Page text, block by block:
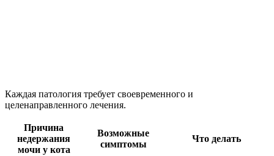
Каждая патология требует своевременного и
целенаправленного лечения.
Причина
недержания
мочи у кота
Возможные
симптомы
Что делать